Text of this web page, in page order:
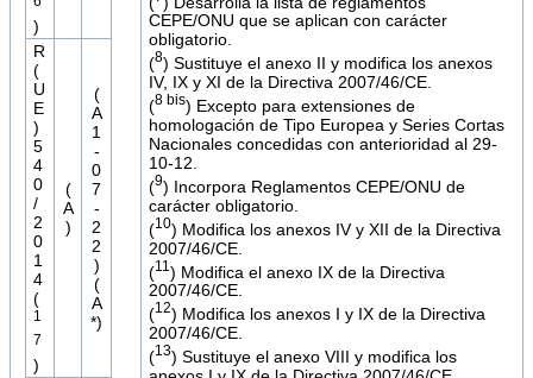
CEPE/ONU que se aplican con carácter
obligatorio.
(8) Sustituye el anexo II y modifica los anexos
IV, IX y XI de la Directiva 2007/46/CE.
(8 bis) Excepto para extensiones de
homologación de Tipo Europea y Series Cortas
Nacionales concedidas con anterioridad al 29-
10-12.
(9) Incorpora Reglamentos CEPE/ONU de
carácter obligatorio.
(10) Modifica los anexos IV y XII de la Directiva
2007/46/CE.
(11 ) Modifica el anexo IX de la Directiva
2007/46/CE.
(12) Modifica los anexos I y IX de la Directiva
2007/46/CE.
(13) Sustituye el anexo VIII y modifica los
)
R
(
U
E
)
5
4
0
/
2
0
1
4
(
1
7
)
(
A
)
(
A
1
-
0
7
-
2
2
)
(
A
*)